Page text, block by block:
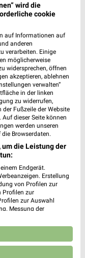
Geschlossen
Geöffnet
Geöffnet
wird die
cookie
auf Informationen auf
anderen
verarbeiten. Einige
möglicherweise
widersprechen, öffnen
akzeptieren, ablehnen
verwalten“
in der linken
zu widerrufen,
Fußzeile der Website
Auf dieser Seite können
werden unseren
Browserdaten.
um die Leistung der
Endgerät.
Erstellung
von Profilen zur
Profilen zur
zur Auswahl
Messung der
Entwicklung und
Daten zur Auswahl
und in die